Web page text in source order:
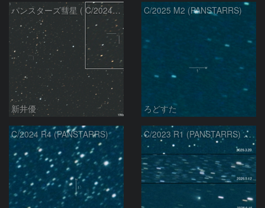
パンスターズ彗星 ( C/2024R4 )：2026/07/27
新井優
C/2025 M2 (PANSTARRS)
ろどすた
C/2024 R4 (PANSTARRS) C/2023 R1 (PANSTARRS) の変化